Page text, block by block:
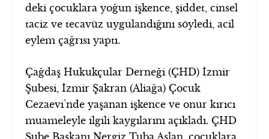
deki çocuklara yoğun işkence, şiddet, cinsel
taciz ve tecavüz uygulandığını söyledi, acil
eylem çağrısı yaptı.
Çağdaş Hukukçular Derneği (ÇHD) İzmir
Şubesi, İzmir Şakran (Aliağa) Çocuk
Cezaevi’nde yaşanan işkence ve onur kırıcı
muameleyle ilgili kaygılarını açıkladı. ÇHD
Şube Başkanı Nergiz Tuba Aslan, çocuklara